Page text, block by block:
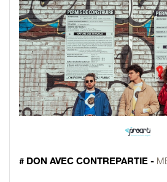
# DON AVEC CONTREPARTIE -